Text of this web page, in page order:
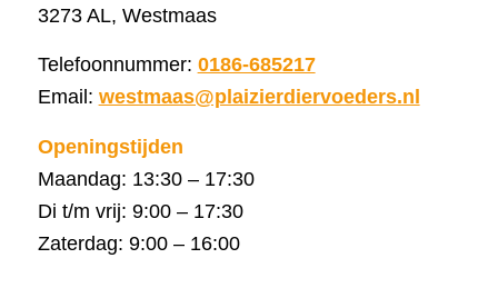
3273 AL, Westmaas
Telefoonnummer: 0186-685217
Email: westmaas@plaizierdiervoeders.nl
Openingstijden
Maandag: 13:30 – 17:30
Di t/m vrij: 9:00 – 17:30
Zaterdag: 9:00 – 16:00